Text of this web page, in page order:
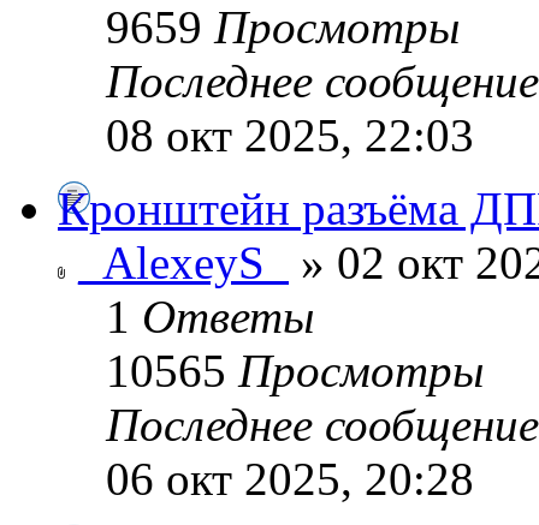
9659 Просмотры
Последнее
08 окт 2025, 22:03
Кронштейн разъёма
_AlexeyS_
» 02 окт
1 Ответы
10565 Просмотры
Последнее
06 окт 2025, 20:28